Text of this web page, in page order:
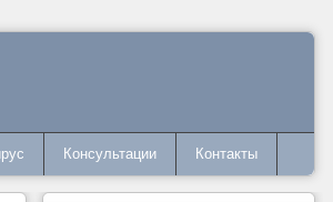
Консультации Контакты